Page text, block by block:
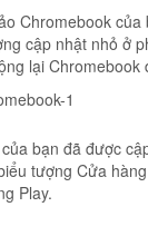
Chromebook
cập nhật nhỏ ở
lại Chromebook
bạn đã được
tượng Cửa
Play.